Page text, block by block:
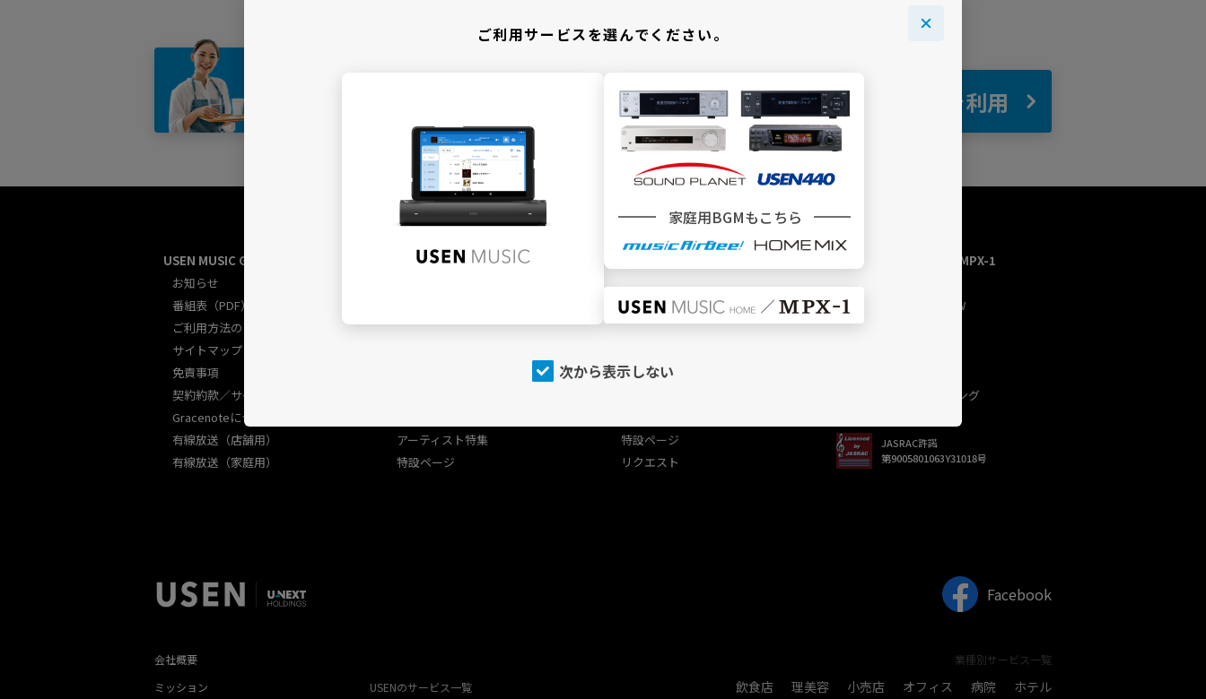
自宅 でBGMを利用
USEN MUSIC GUIDE総合
お知らせ
番組表（PDF）
ご利用方法のご案内
サイトマップ
免責事項
契約約款／サービス規約
Gracenoteについて
有線放送（店舗用）
有線放送（家庭用）
USEN MUSIC
PLAYING）
アーティスト特集
特設ページ
今流れている曲（NOW
PLAYING）
プログラム
特設ページ
リクエスト
USEN MUSIC HOME／MPX-1
今流れている曲（NOW
PLAYING）
USEN（有線）ランキング
JASRAC許諾
第9005801063Y31018号
Facebook
会社概要
ミッション
業種別サービス一覧
USENのサービス一覧
飲食店 理美容 小売店 オフィス 病院 ホテル
ご利用サービスを選んでください。
家庭用BGMもこちら
次から表示しない